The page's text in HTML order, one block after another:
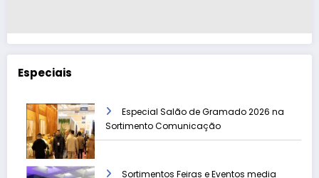
Especiais
Especial Salão de Gramado 2026 na
Sortimento Comunicação
Sortimentos Feiras e Eventos media